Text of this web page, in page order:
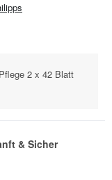
2 x 42 Blatt
& Sicher